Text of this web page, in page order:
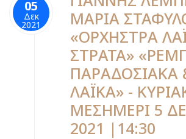
05
Δεκ
2021
ΜΑΡΙΑ
«ΟΡΧΗΣΤΡΑ
ΣΤΡΑΤΑ»
ΠΑΡΑΔΟΣΙΑΚΑ
ΛΑΪΚΑ» -
ΜΕΣΗΜΕΡΙ 5
2021 |14:30